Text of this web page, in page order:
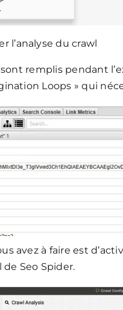
l’analyse du crawl
remplis pendant
Loops » qui
avez à faire est
de Seo Spider.